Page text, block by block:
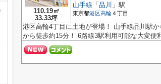
110.19㎡
33.33坪
山手線 「 品川 」駅
東京都港区高輪４丁目
港区高輪4丁目に土地が登場！ 山手線品川駅
から徒歩約15分！ 6路線3駅利用可能な大変便